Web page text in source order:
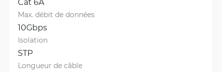
Max. débit de données
10Gbps
Isolation
STP
Longueur de câble